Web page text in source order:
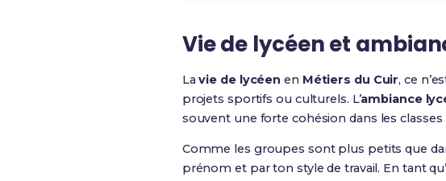
Vie de lycéen et
Lavie de lycéen en Métiers du Cuir, ce
projets sportifs ou culturels. L’ambiance
souvent une forte cohésion dans les classes
Comme les groupes sont plus petits que
prénom et par ton style de travail. En tant